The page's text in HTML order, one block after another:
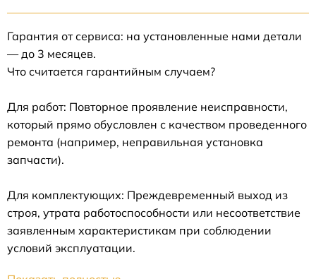
Гарантия от сервиса: на установленные нами детали
— до 3 месяцев.
Что считается гарантийным случаем?
Для работ: Повторное проявление неисправности,
который прямо обусловлен с качеством проведенного
ремонта (например, неправильная установка
запчасти).
Для комплектующих: Преждевременный выход из
строя, утрата работоспособности или несоответствие
заявленным характеристикам при соблюдении
условий эксплуатации.